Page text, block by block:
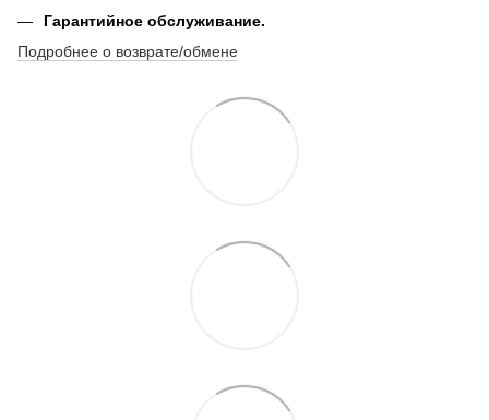
Гарантийное обслуживание.
Подробнее о возврате/обмене